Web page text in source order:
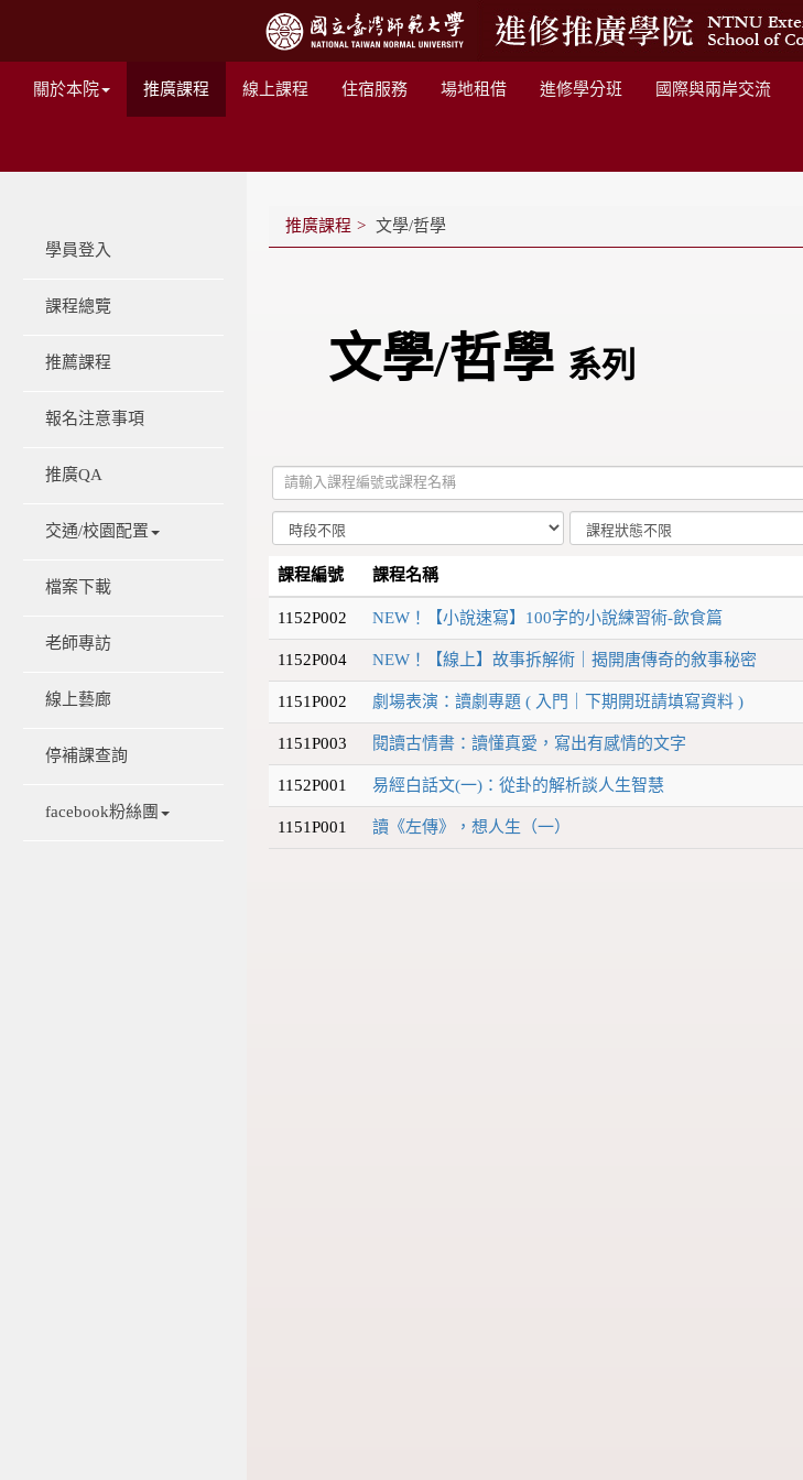
關於本院 推廣課程 線上課程 住宿服務 場地租借 進修學分班 國際與兩岸交流
學員登入
課程總覽
推薦課程
報名注意事項
推廣QA
交通/校園配置
檔案下載
老師專訪
線上藝廊
停補課查詢
facebook粉絲團
推廣課程 文學/哲學
文學/哲學 系列
課程編號 課程名稱
1152P002 NEW！【小說速寫】100字的小說練習術-飲食篇
1152P004 NEW！【線上】故事拆解術｜揭開唐傳奇的敘事秘密
1151P002 劇場表演：讀劇專題 ( 入門｜下期開班請填寫資料 )
1151P003 閱讀古情書：讀懂真愛，寫出有感情的文字
1152P001 易經白話文(一)：從卦的解析談人生智慧
1151P001 讀《左傳》，想人生（一）